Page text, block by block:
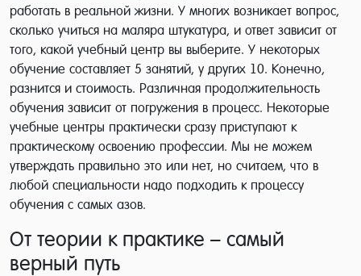
работать в реальной жизни. У многих возникает вопрос,
сколько учиться на маляра штукатура, и ответ зависит от
того, какой учебный центр вы выберите. У некоторых
обучение составляет 5 занятий, у других 10. Конечно,
разнится и стоимость. Различная продолжительность
обучения зависит от погружения в процесс. Некоторые
учебные центры практически сразу приступают к
практическому освоению профессии. Мы не можем
утверждать правильно это или нет, но считаем, что в
любой специальности надо подходить к процессу
обучения с самых азов.
От теории к практике – самый
верный путь